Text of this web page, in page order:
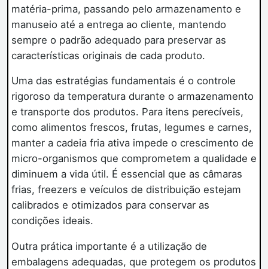
matéria-prima, passando pelo armazenamento e
manuseio até a entrega ao cliente, mantendo
sempre o padrão adequado para preservar as
características originais de cada produto.
Uma das estratégias fundamentais é o controle
rigoroso da temperatura durante o armazenamento
e transporte dos produtos. Para itens perecíveis,
como alimentos frescos, frutas, legumes e carnes,
manter a cadeia fria ativa impede o crescimento de
micro-organismos que comprometem a qualidade e
diminuem a vida útil. É essencial que as câmaras
frias, freezers e veículos de distribuição estejam
calibrados e otimizados para conservar as
condições ideais.
Outra prática importante é a utilização de
embalagens adequadas, que protegem os produtos